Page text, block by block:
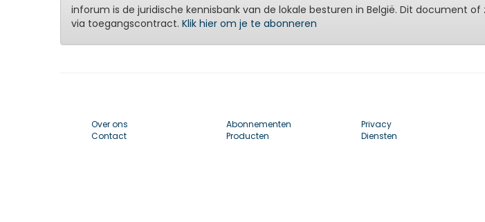
inforum is de juridische kennisbank van de lokale besturen in België. Dit document
via toegangscontract. Klik hier om je te abonneren
Over ons
Contact
Abonnementen
Producten
Privacy
Diensten